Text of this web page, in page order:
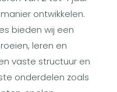
ontwikkelen.
bieden wij een
leren en
vaste structuur en
onderdelen zoals